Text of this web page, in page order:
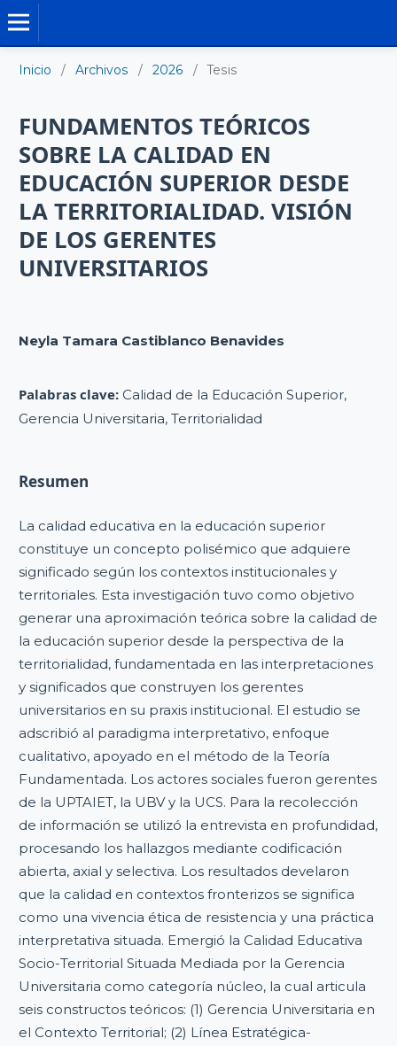
Inicio / Archivos / 2026 / Tesis
FUNDAMENTOS TEÓRICOS
SOBRE LA CALIDAD EN
EDUCACIÓN SUPERIOR DESDE
LA TERRITORIALIDAD. VISIÓN
DE LOS GERENTES
UNIVERSITARIOS
Neyla Tamara Castiblanco Benavides
Palabras clave: Calidad de la Educación Superior,
Gerencia Universitaria, Territorialidad
Resumen
La calidad educativa en la educación superior
constituye un concepto polisémico que adquiere
significado según los contextos institucionales y
territoriales. Esta investigación tuvo como objetivo
generar una aproximación teórica sobre la calidad de
la educación superior desde la perspectiva de la
territorialidad, fundamentada en las interpretaciones
y significados que construyen los gerentes
universitarios en su praxis institucional. El estudio se
adscribió al paradigma interpretativo, enfoque
cualitativo, apoyado en el método de la Teoría
Fundamentada. Los actores sociales fueron gerentes
de la UPTAIET, la UBV y la UCS. Para la recolección
de información se utilizó la entrevista en profundidad,
procesando los hallazgos mediante codificación
abierta, axial y selectiva. Los resultados develaron
que la calidad en contextos fronterizos se significa
como una vivencia ética de resistencia y una práctica
interpretativa situada. Emergió la Calidad Educativa
Socio-Territorial Situada Mediada por la Gerencia
Universitaria como categoría núcleo, la cual articula
seis constructos teóricos: (1) Gerencia Universitaria en
el Contexto Territorial; (2) Línea Estratégica-